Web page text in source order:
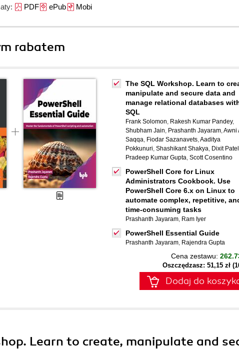
PDFePubMobi
rabatem
The SQL Workshop. Learn to
manipulate and secure data and
manage relational databases
SQL
Frank Solomon, Rakesh Kumar Pandey,
Shubham Jain, Prashanth Jayaram,Awni
Saqqa, Fiodar Sazanavets,Aaditya
Pokkunuri, Shashikant Shakya, Dixit Patel
Pradeep Kumar Gupta, Scott Cosentino
PowerShell Core for Linux
Administrators Cookbook. Use
PowerShell Core 6.x on Linux to
automate complex, repetitive,
time-consuming tasks
Prashanth Jayaram, Ram Iyer
PowerShell Essential Guide
Prashanth Jayaram, Rajendra Gupta
Cena zestawu:
Oszczędzasz: 51,15 zł
Dodaj do
Learn to create, manipulate and